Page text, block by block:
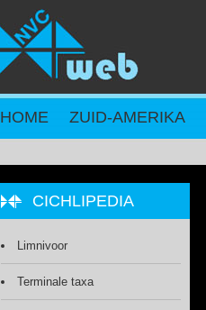
HOME ZUID-AMERIKA
CICHLIPEDIA
Limnivoor
Terminale taxa